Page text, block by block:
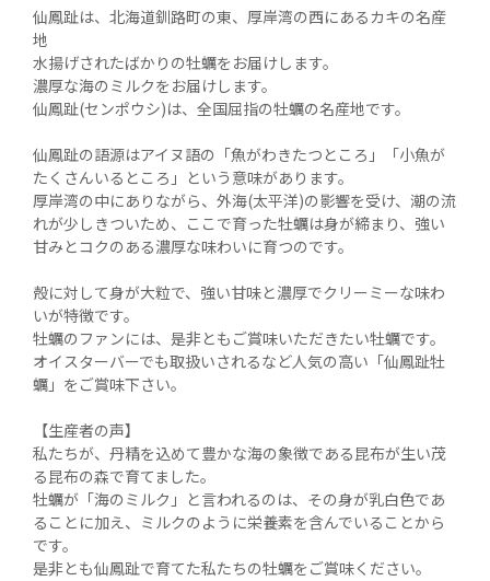
仙鳳趾は、北海道釧路町の東、厚岸湾の西にあるカキの名産
地
水揚げされたばかりの牡蠣をお届けします。
濃厚な海のミルクをお届けします。
仙鳳趾(センポウシ)は、全国屈指の牡蠣の名産地です。
仙鳳趾の語源はアイヌ語の「魚がわきたつところ」「小魚が
たくさんいるところ」という意味があります。
厚岸湾の中にありながら、外海(太平洋)の影響を受け、潮の流
れが少しきついため、ここで育った牡蠣は身が締まり、強い
甘みとコクのある濃厚な味わいに育つのです。
殻に対して身が大粒で、強い甘味と濃厚でクリーミーな味わ
いが特徴です。
牡蠣のファンには、是非ともご賞味いただきたい牡蠣です。
オイスターバーでも取扱いされるなど人気の高い「仙鳳趾牡
蠣」をご賞味下さい。
【生産者の声】
私たちが、丹精を込めて豊かな海の象徴である昆布が生い茂
る昆布の森で育てました。
牡蠣が「海のミルク」と言われるのは、その身が乳白色であ
ることに加え、ミルクのように栄養素を含んでいることから
です。
是非とも仙鳳趾で育てた私たちの牡蠣をご賞味ください。